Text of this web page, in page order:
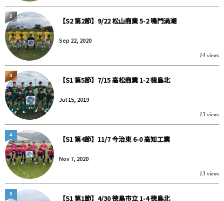
【S2 第2節】9/22 松山商業 5-2 鳴門渦潮
Sep 22, 2020
14 views
2
【S1 第5節】7/15 高松商業 1-2 徳島北
Jul 15, 2019
13 views
3
【S1 第4節】11/7 今治東 6-0 高知工業
Nov 7, 2020
13 views
4
【S1 第1節】4/30 徳島市立 1-4 徳島北
5